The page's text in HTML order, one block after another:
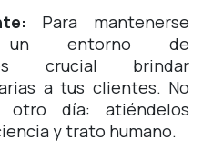
Para mantenerse
un entorno de
es crucial brindar
a tus clientes. No
día: atiéndelos
y trato humano.